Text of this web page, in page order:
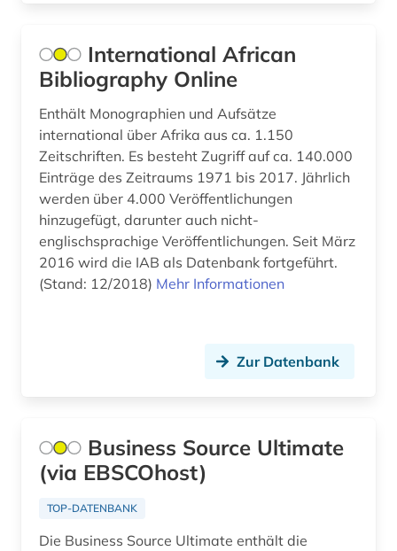
elektronische publikation (1)
elektronisches buch (2)
england (1)
englisch (4)
eth zürich (1)
ethnologie (2)
International African
Bibliography Online
Enthält Monographien und Aufsätze
international über Afrika aus ca. 1.150
Zeitschriften. Es besteht Zugriff auf ca. 140.000
Einträge des Zeitraums 1971 bis 2017. Jährlich
werden über 4.000 Veröffentlichungen
hinzugefügt, darunter auch nicht-
englischsprachige Veröffentlichungen. Seit März
2016 wird die IAB als Datenbank fortgeführt.
(Stand: 12/2018) Mehr Informationen
Zur Datenbank
Business Source Ultimate
(via EBSCOhost)
TOP-DATENBANK
Die Business Source Ultimate enthält die